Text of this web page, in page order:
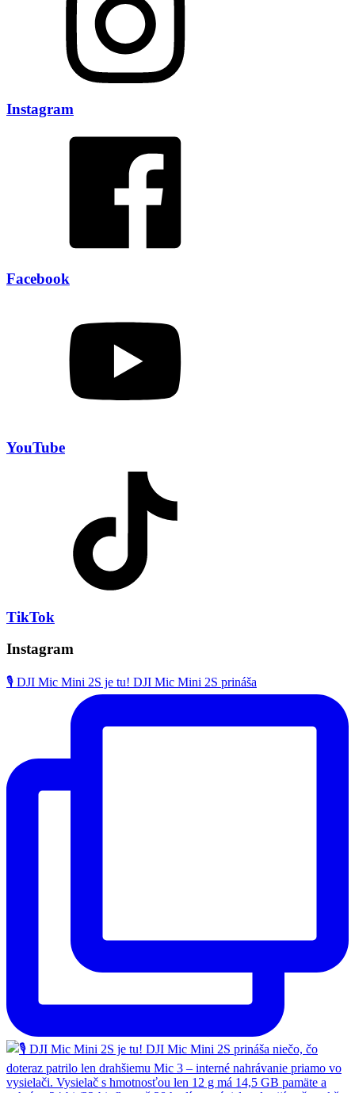
Instagram
Facebook
YouTube
TikTok
Instagram
🎙️ DJI Mic Mini 2S je tu! DJI Mic Mini 2S prináša